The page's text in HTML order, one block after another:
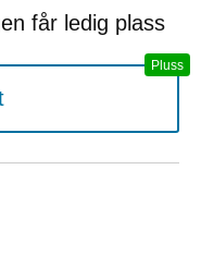
får ledig plass